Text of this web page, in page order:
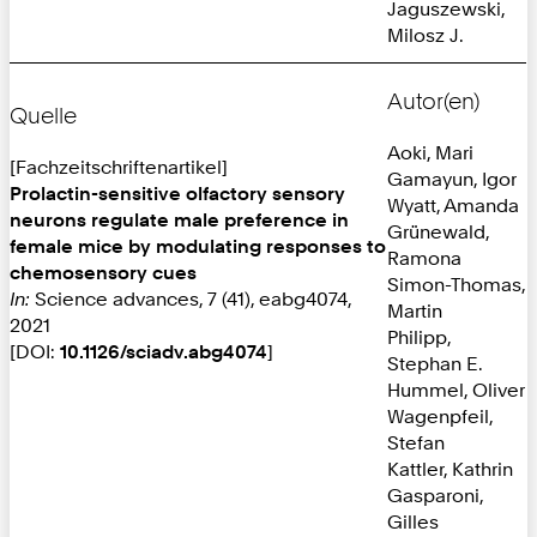
Jaguszewski,
Milosz J.
Quelle
[Fachzeitschriftenartikel]
Prolactin-sensitive olfactory sensory
neurons regulate male preference in
female mice by modulating responses to
chemosensory cues
In: Science advances, 7 (41), eabg4074,
2021
[DOI: 10.1126/sciadv.abg4074]
Autor(en)
Aoki, Mari
Gamayun, Igor
Wyatt, Amanda
Grünewald,
Ramona
Simon-Thomas,
Martin
Philipp,
Stephan E.
Hummel, Oliver
Wagenpfeil,
Stefan
Kattler, Kathrin
Gasparoni,
Gilles